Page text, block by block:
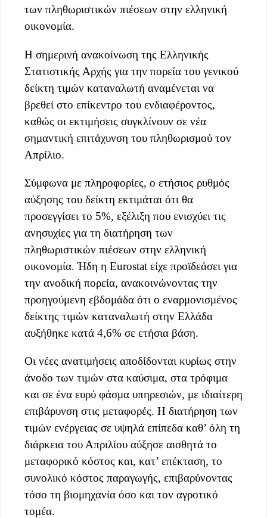
των πληθωριστικών πιέσεων στην ελληνική
οικονομία.
Η σημερινή ανακοίνωση της Ελληνικής
Στατιστικής Αρχής για την πορεία του γενικού
δείκτη τιμών καταναλωτή αναμένεται να
βρεθεί στο επίκεντρο του ενδιαφέροντος,
καθώς οι εκτιμήσεις συγκλίνουν σε νέα
σημαντική επιτάχυνση του πληθωρισμού τον
Απρίλιο.
Σύμφωνα με πληροφορίες, ο ετήσιος ρυθμός
αύξησης του δείκτη εκτιμάται ότι θα
προσεγγίσει το 5%, εξέλιξη που ενισχύει τις
ανησυχίες για τη διατήρηση των
πληθωριστικών πιέσεων στην ελληνική
οικονομία. Ήδη η Eurostat είχε προϊδεάσει για
την ανοδική πορεία, ανακοινώνοντας την
προηγούμενη εβδομάδα ότι ο εναρμονισμένος
δείκτης τιμών καταναλωτή στην Ελλάδα
αυξήθηκε κατά 4,6% σε ετήσια βάση.
Οι νέες ανατιμήσεις αποδίδονται κυρίως στην
άνοδο των τιμών στα καύσιμα, στα τρόφιμα
και σε ένα ευρύ φάσμα υπηρεσιών, με ιδιαίτερη
επιβάρυνση στις μεταφορές. Η διατήρηση των
τιμών ενέργειας σε υψηλά επίπεδα καθ’ όλη τη
διάρκεια του Απριλίου αύξησε αισθητά το
μεταφορικό κόστος και, κατ’ επέκταση, το
συνολικό κόστος παραγωγής, επιβαρύνοντας
τόσο τη βιομηχανία όσο και τον αγροτικό
τομέα.